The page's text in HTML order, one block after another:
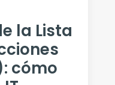
la Lista
cómo